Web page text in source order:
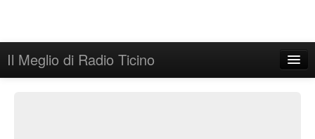
Il Meglio di Radio Ticino